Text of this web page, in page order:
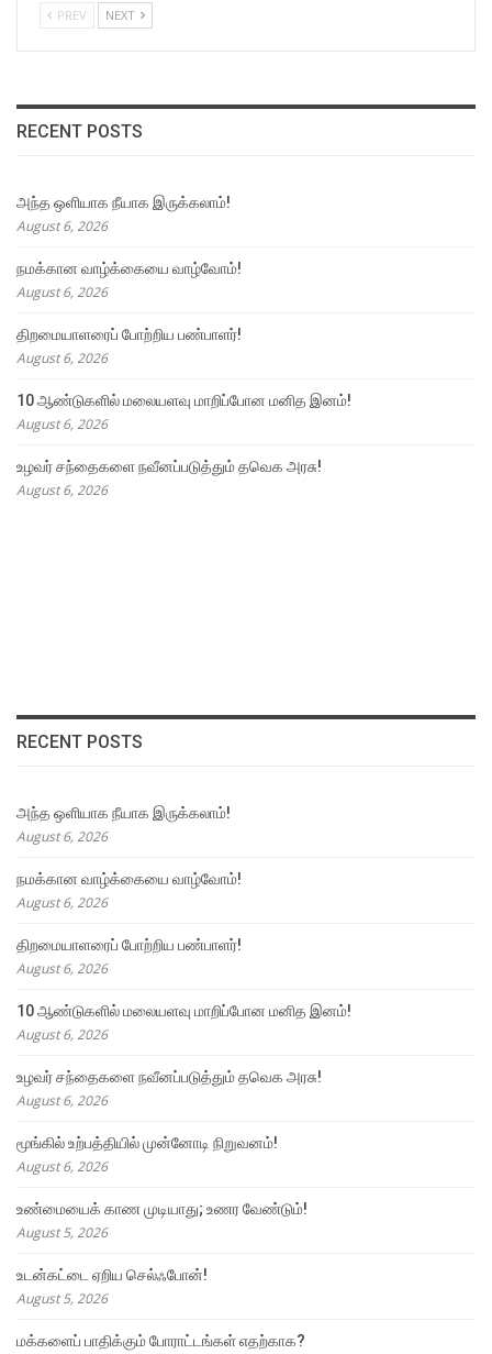
PREV NEXT
RECENT POSTS
அந்த ஒளியாக நீயாக இருக்கலாம்!
August 6, 2026
நமக்கான வாழ்க்கையை வாழ்வோம்!
August 6, 2026
திறமையாளரைப் போற்றிய பண்பாளர்!
August 6, 2026
10 ஆண்டுகளில் மலையளவு மாறிப்போன மனித இனம்!
August 6, 2026
உழவர் சந்தைகளை நவீனப்படுத்தும் தவெக அரசு!
August 6, 2026
RECENT POSTS
அந்த ஒளியாக நீயாக இருக்கலாம்!
August 6, 2026
நமக்கான வாழ்க்கையை வாழ்வோம்!
August 6, 2026
திறமையாளரைப் போற்றிய பண்பாளர்!
August 6, 2026
10 ஆண்டுகளில் மலையளவு மாறிப்போன மனித இனம்!
August 6, 2026
உழவர் சந்தைகளை நவீனப்படுத்தும் தவெக அரசு!
August 6, 2026
மூங்கில் உற்பத்தியில் முன்னோடி நிறுவனம்!
August 6, 2026
உண்மையைக் காண முடியாது; உணர வேண்டும்!
August 5, 2026
உடன்கட்டை ஏறிய செல்ஃபோன்!
August 5, 2026
மக்களைப் பாதிக்கும் போராட்டங்கள் எதற்காக?